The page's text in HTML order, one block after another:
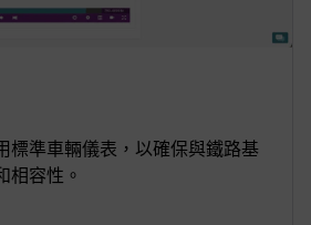
標準車輛儀表，以確保與鐵路基
相容性。